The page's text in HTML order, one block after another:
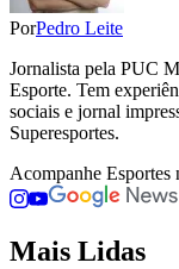
PorPedro Leite
Jornalista pela PUC
Esporte. Tem
sociais e jornal
Superesportes.
Acompanhe Esportes
Mais Lidas